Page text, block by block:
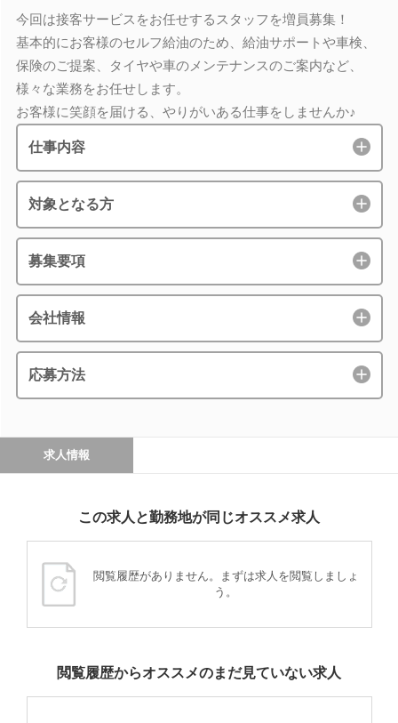
今回は接客サービスをお任せするスタッフを増員募集！
基本的にお客様のセルフ給油のため、給油サポートや車検、
保険のご提案、タイヤや車のメンテナンスのご案内など、
様々な業務をお任せします。
お客様に笑顔を届ける、やりがいある仕事をしませんか♪
仕事内容
対象となる方
募集要項
会社情報
応募方法
求人情報
この求人と勤務地が同じオススメ求人
閲覧履歴がありません。まずは求人を閲覧しましょ
う。
閲覧履歴からオススメのまだ見ていない求人